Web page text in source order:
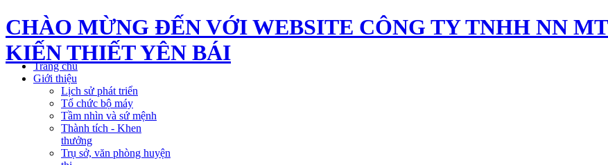
CHÀO MỪNG ĐẾN VỚI WEBSITE CÔNG TY TNHH NN
KIẾN THIẾT YÊN BÁI
Trang chủ
Giới thiệu
Lịch sử phát triển
Tổ chức bộ máy
Tầm nhìn và sứ mệnh
Thành tích - Khen
thưởng
Trụ sở, văn phòng huyện